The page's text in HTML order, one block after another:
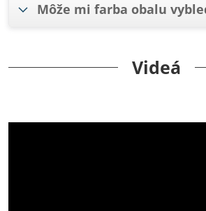
Môže mi farba obalu
Videá